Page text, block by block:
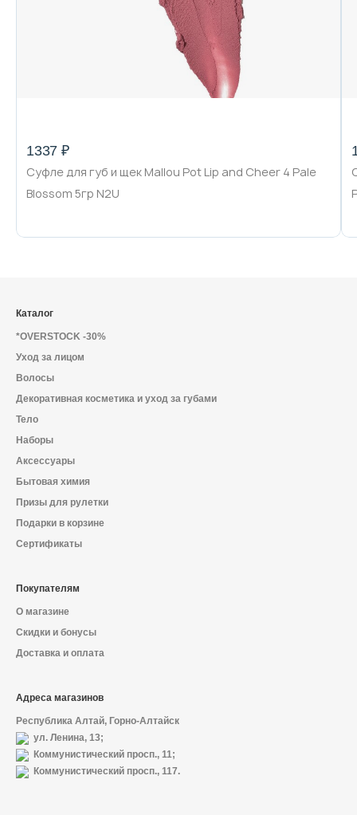
1337 ₽
Суфле для губ и щек Mallou Pot Lip and Cheer 4 Pale
Blossom 5гр N2U
Каталог
*OVERSTOCK -30%
Уход за лицом
Волосы
Декоративная косметика и уход за губами
Тело
Наборы
Аксессуары
Бытовая химия
Призы для рулетки
Подарки в корзине
Сертификаты
Покупателям
О магазине
Скидки и бонусы
Доставка и оплата
Адреса магазинов
Республика Алтай, Горно-Алтайск
ул. Ленина, 13;
Коммунистический просп., 11;
Коммунистический просп., 117.